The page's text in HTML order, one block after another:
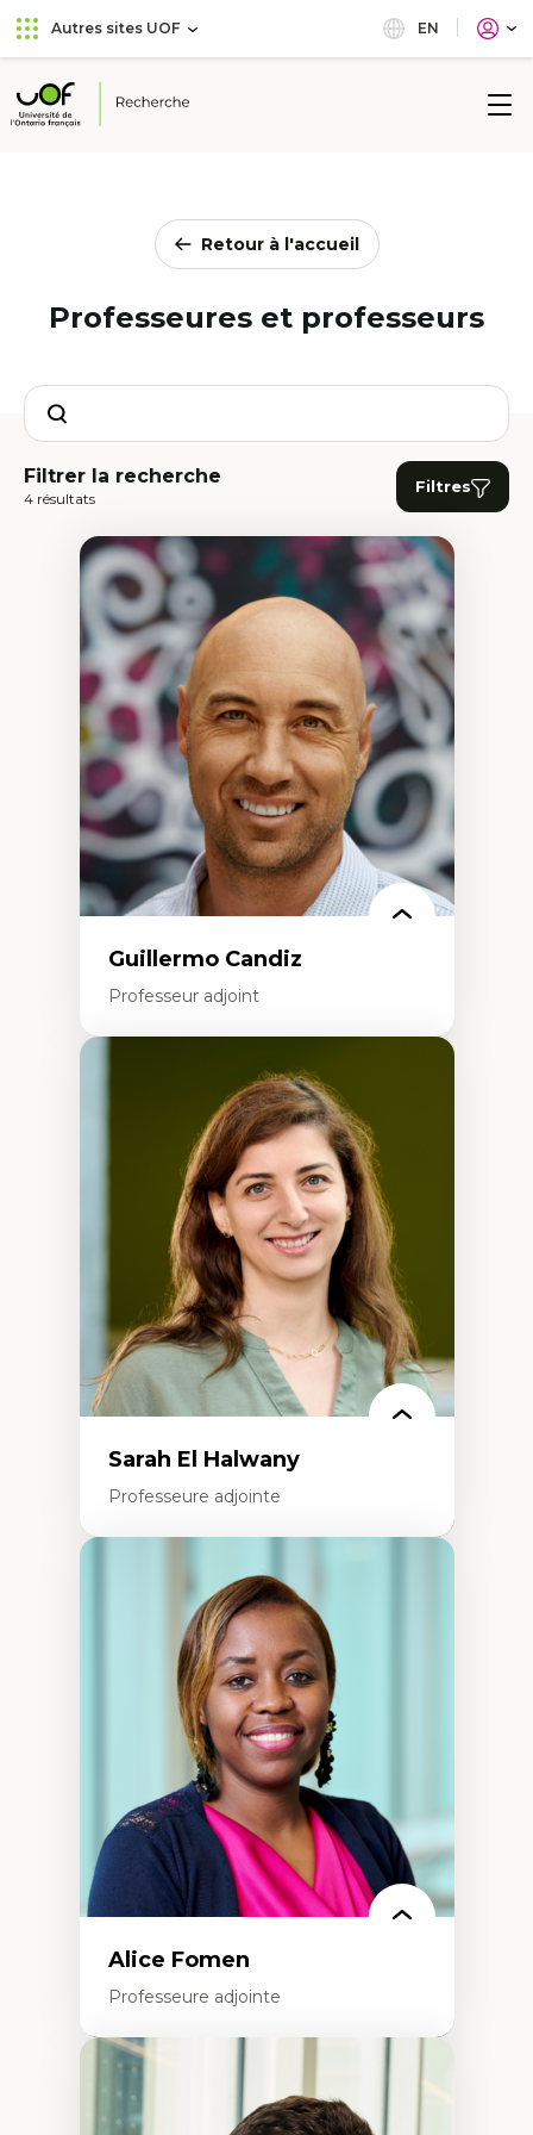
Aller
au
principal
Passer
au
Autres sites UOF EN
Université
Retour à l'accueil
Professeures et professeurs
Search
Filtrer la recherche
4 résultats
Filtres
Guillermo Candiz
Professeur adjoint
Trajectoires migratoires
Migrations forcées
Études des frontières; Enjeux géopolitiques
des migrations
Politiques migratoires
Réfugiés
Demandeurs d’asile
Migrations irrégulières
Migrations temporaires
Migration et changement climatique
Migration et développement
Sarah El Halwany
Professeure adjointe
Les apports pédagogiques des théories de
l'affect, du posthumanisme, du féminisme
dans l'éducation aux sciences
L'apprentissage des sciences/STIM dans une
perspective socioécologique de care
L’insertion professionnelle des
enseignant.e.s
Alice Fomen
Professeure adjointe
Expertises
Acceptabilité, acceptation et adoption des
technologies